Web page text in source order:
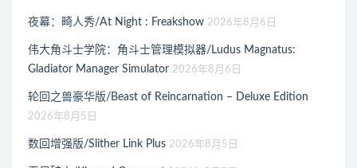
夜幕：畸人秀/At Night : Freakshow 2026年8月6日
伟大角斗士学院：角斗士管理模拟器/Ludus Magnatus:
Gladiator Manager Simulator 2026年8月6日
轮回之兽豪华版/Beast of Reincarnation – Deluxe Edition
2026年8月5日
数回增强版/Slither Link Plus 2026年8月5日